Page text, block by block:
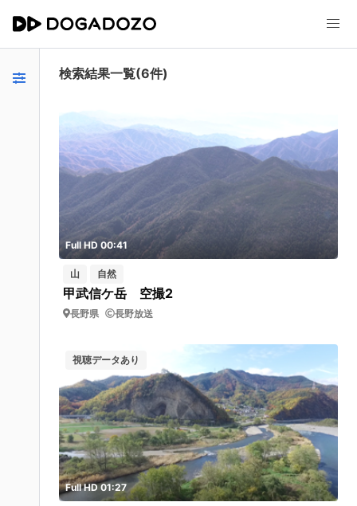
検索結果一覧(6件)
Full HD 00:41
山 自然
甲武信ケ岳 空撮2
長野県 長野放送
視聴データあり
Full HD 01:27